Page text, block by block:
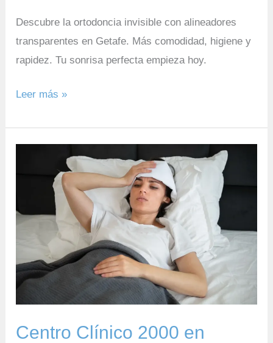
Descubre la ortodoncia invisible con alineadores
transparentes en Getafe. Más comodidad, higiene y
rapidez. Tu sonrisa perfecta empieza hoy.
Leer más »
Centro Clínico 2000 en
en
3:
Tu
Centro
de